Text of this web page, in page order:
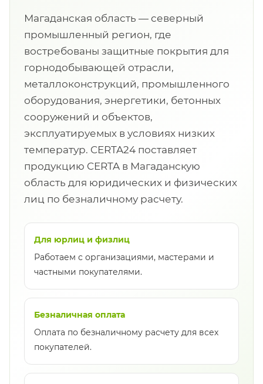
Магаданская область — северный
промышленный регион, где
востребованы защитные покрытия для
горнодобывающей отрасли,
металлоконструкций, промышленного
оборудования, энергетики, бетонных
сооружений и объектов,
эксплуатируемых в условиях низких
температур. CERTA24 поставляет
продукцию CERTA в Магаданскую
область для юридических и физических
лиц по безналичному расчету.
Для юрлиц и физлиц
Работаем с организациями, мастерами и
частными покупателями.
Безналичная оплата
Оплата по безналичному расчету для всех
покупателей.